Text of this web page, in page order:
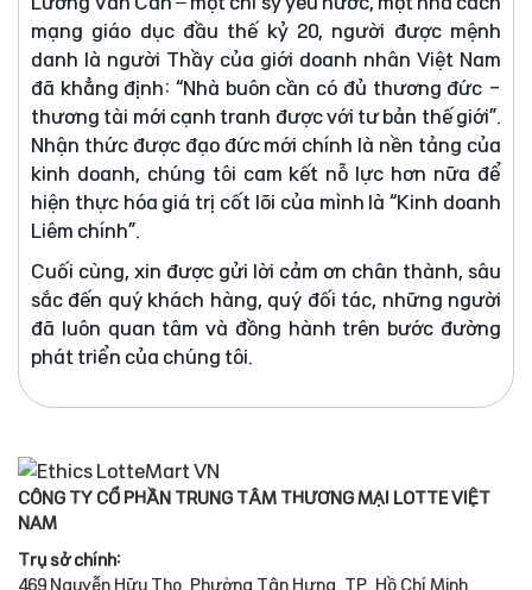
mạng giáo dục đầu thế kỷ 20, người được mệnh
danh là người Thầy của giới doanh nhân Việt Nam
đã khẳng định: “Nhà buôn cần có đủ thương đức -
thương tài mới cạnh tranh được với tư bản thế giới”.
Nhận thức được đạo đức mới chính là nền tảng của
kinh doanh, chúng tôi cam kết nỗ lực hơn nữa để
hiện thực hóa giá trị cốt lõi của mình là “Kinh doanh
Liêm chính”.
Cuối cùng, xin được gửi lời cảm ơn chân thành, sâu
sắc đến quý khách hàng, quý đối tác, những người
đã luôn quan tâm và đồng hành trên bước đường
phát triển của chúng tôi.
CÔNG TY CỔ PHẦN TRUNG TÂM THƯƠNG MẠI LOTTE VIỆT
NAM
Trụ sở chính:
469 Nguyễn Hữu Thọ, Phường Tân Hưng, TP. Hồ Chí Minh